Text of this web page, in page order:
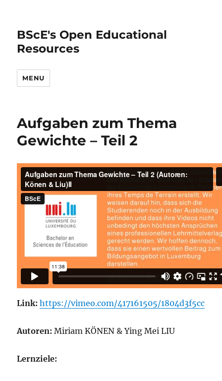
BScE's Open Educational
Resources
MENU
Aufgaben zum Thema
Gewichte – Teil 2
Link: https://vimeo.com/417161505/1804d3f5cc
Autoren: Miriam KÖNEN & Ying Mei LIU
Lernziele: